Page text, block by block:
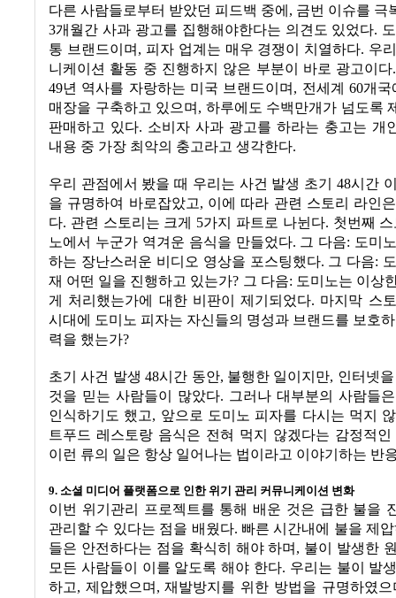
다른 사람들로부터 받았던 피드백 중에 , 금번 이슈를 극
3개월간 사과 광고를 집행해야한다는 의견도 있었다.
통 브랜드이며 , 피자 업계는 매우 경쟁이 치열하다. 우
니케이션 활동 중 진행하지 않은 부분이 바로 광고이다
49년 역사를 자랑하는 미국 브랜드이며 , 전세계 60개국
매장을 구축하고 있으며 , 하루에도 수백만개가 넘도록
판매하고 있다. 소비자 사과 광고를 하라는 충고는 개
내용 중 가장 최악의 충고라고 생각한다.
우리 관점에서 봤을 때 우리는 사건 발생 초기 48시간
을 규명하여 바로잡았고, 이에 따라 관련 스토리 라인
다. 관련 스토리는 크게 5가지 파트로 나뉜다. 첫번째
노에서 누군가 역겨운 음식을 만들었다. 그 다음: 도미
하는 장난스러운 비디오 영상을 포스팅했다. 그 다음:
재 어떤 일을 진행하고 있는가? 그 다음: 도미노는 이상
게 처리했는가에 대한 비판이 제기되었다. 마지막 스
시대에 도미노 피자는 자신들의 명성과 브랜드를 보호
력을 했는가?
초기 사건 발생 48시간 동안, 불행한 일이지만, 인터넷
것을 믿는 사람들이 많았다. 그러나 대부분의 사람들
인식하기도 했고, 앞으로 도미노 피자를 다시는 먹지
트푸드 레스토랑 음식은 전혀 먹지 않겠다는 감정적
이런 류의 일은 항상 일어나는 법이라고 이야기하는 반
9. 소셜 미디어 플랫폼으로 인한 위기 관리 커뮤니케이션 변화
이번 위기관리 프로젝트를 통해 배운 것은 급한 불을
관리할 수 있다는 점을 배웠다. 빠른 시간내에 불을 제
들은 안전하다는 점을 확식히 해야 하며 , 불이 발생한
모든 사람들이 이를 알도록 해야 한다. 우리는 불이 발
하고, 제압했으며 ,재발방지를 위한 방법을 규명하였으